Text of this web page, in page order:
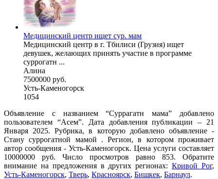
Медицинский центр ищет сур. мам
Медицинский центр в г. Тбилиси (Грузия) ищет
девушек, желающих принять участие в программе
суррогатн ...
Алина
7500000 руб.
Усть-Каменогорск
1054
Объявление с названием “Суррагатн мама” добавлено
пользователем “Асем”. Дата добавления публикации – 21
Января 2025. Рубрика, в которую добавлено объявление -
Cтану суррогатной мамой . Регион, в котором проживает
автор сообщения - Усть-Каменогорск. Цена услуги составляет
10000000 руб. Число просмотров равно 853. Обратите
внимание на предложения в других регионах:Кривой Рог,
Усть-Каменогорск, Тверь, Красноярск, Бишкек, Барнаул.